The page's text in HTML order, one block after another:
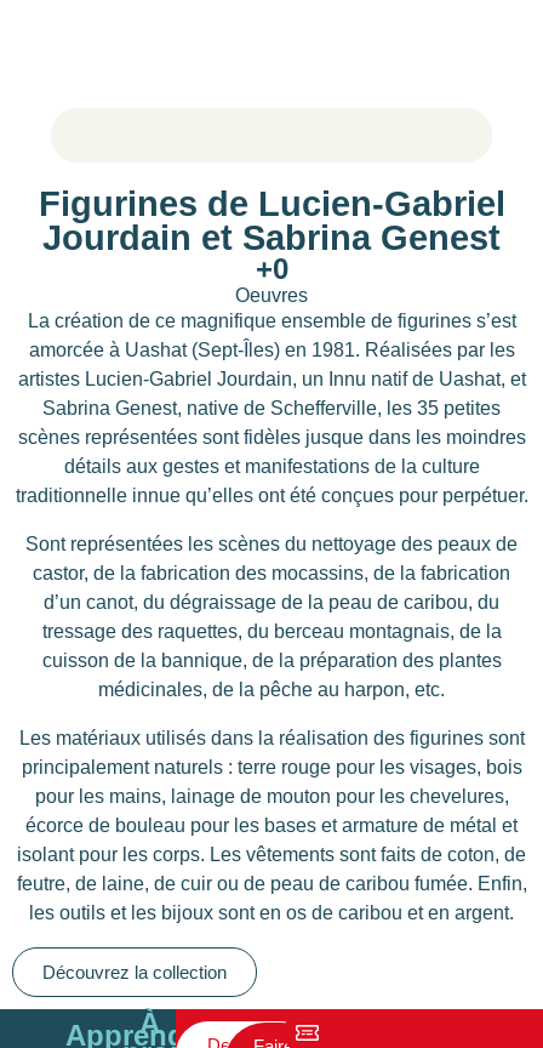
Figurines de Lucien-Gabriel
Jourdain et Sabrina Genest
Oeuvres
+0
La création de ce magnifique ensemble de figurines s’est
amorcée à Uashat (Sept-Îles) en 1981. Réalisées par les
artistes Lucien-Gabriel Jourdain, un Innu natif de Uashat, et
Sabrina Genest, native de Schefferville, les 35 petites
scènes représentées sont fidèles jusque dans les moindres
détails aux gestes et manifestations de la culture
traditionnelle innue qu’elles ont été conçues pour perpétuer.
Sont représentées les scènes du nettoyage des peaux de
castor, de la fabrication des mocassins, de la fabrication
d’un canot, du dégraissage de la peau de caribou, du
tressage des raquettes, du berceau montagnais, de la
cuisson de la bannique, de la préparation des plantes
médicinales, de la pêche au harpon, etc.
Les matériaux utilisés dans la réalisation des figurines sont
principalement naturels : terre rouge pour les visages, bois
pour les mains, lainage de mouton pour les chevelures,
écorce de bouleau pour les bases et armature de métal et
isolant pour les corps. Les vêtements sont faits de coton, de
feutre, de laine, de cuir ou de peau de caribou fumée. Enfin,
les outils et les bijoux sont en os de caribou et en argent.
Découvrez la collection
Apprendre
À